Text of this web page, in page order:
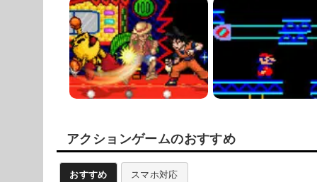
アクションゲームのおすすめ
おすすめ スマホ対応